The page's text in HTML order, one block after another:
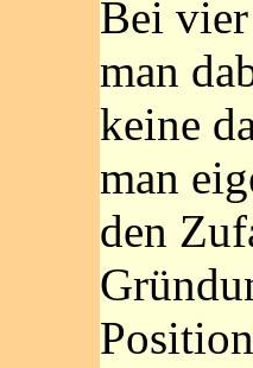
Bei
man
keine
man
den